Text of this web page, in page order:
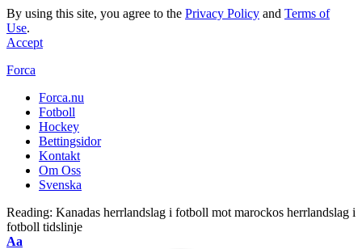
By using this site, you agree to the Privacy Policy and Terms of
Use.
Accept
Forca
Forca.nu
Fotboll
Hockey
Bettingsidor
Kontakt
Om Oss
Svenska
Reading: Kanadas herrlandslag i fotboll mot marockos herrlandslag i
fotboll tidslinje
Aa